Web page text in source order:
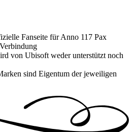
Fanseite für Anno 117 Pax
von Ubisoft weder unterstützt noch
sind Eigentum der jeweiligen